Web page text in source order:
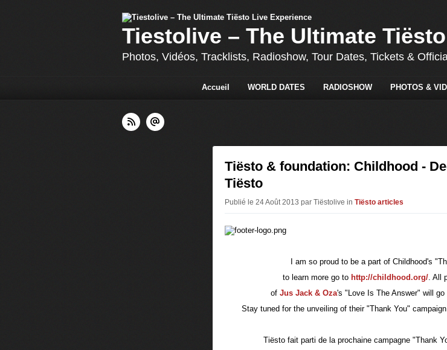
Tiestolive – The Ultimate
Photos, Vidéos, Tracklists, Radioshow, Tour Dates, Tickets &
Accueil WORLD DATES RADIOSHOW PHOTOS &
Tiësto & foundation: Childhood -
Tiësto
Publié le 24 Août 2013 par Tiëstolive in Tiësto articles
I am so proud to be a part of Childhood's
to learn more go to http://childhood.org/ . All
of Jus Jack & Oza's "Love Is The Answer" will go
Stay tuned for the unveiling of their "Thank You"
Tiësto fait parti de la prochaine campagne "Thank